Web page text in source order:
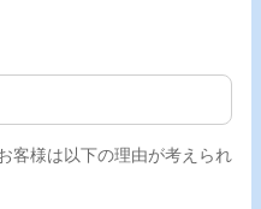
客様は以下の理由が考えられ